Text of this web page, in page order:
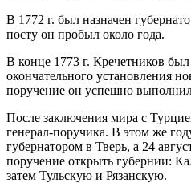
В 1772 г. был назначен
посту он пробыл около года.
В конце 1773 г. Кречетников
окончательного установления
поручение он успешно
После заключения мира с
генерал-поручика. В этом же
губернатором в Тверь, а 24
поручение открыть губернии:
затем Тульскую и Рязанскую.